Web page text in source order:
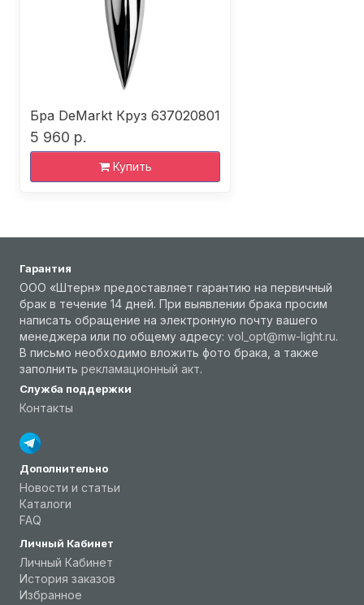
Бра DeMarkt Круз 637020801
5 960 р.
Купить
Гарантия
ООО «Штерн» предоставляет гарантию на первичный
брак в течение 14 дней. При выявлении брака просим
написать обращение на электронную почту вашего
менеджера или по общему адресу: vol_opt@mw-light.ru.
В письмо необходимо вложить фото брака, а также
заполнить рекламационный акт.
Служба поддержки
Контакты
Дополнительно
Новости и статьи
Каталоги
FAQ
Личный Кабинет
Личный Кабинет
История заказов
Избранное